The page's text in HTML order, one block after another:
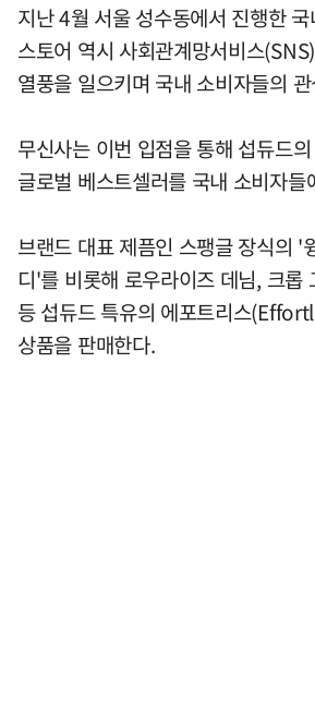
지난 4월 서울 성수동에서 진행한
스토어 역시 사회관계망서비스
열풍을 일으키며 국내 소비자들의
무신사는 이번 입점을 통해 섭듀드
글로벌 베스트셀러를 국내 소비자들
브랜드 대표 제픔인 스팽글 장식의
디'를 비롯해 로우라이즈 데님, 크롭
등 섭듀드 특유의 에포트리스
상품을 판매한다.